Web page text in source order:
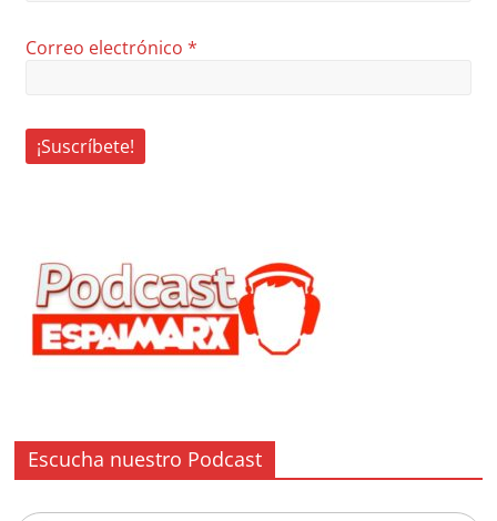
Correo electrónico*
Escucha nuestro Podcast